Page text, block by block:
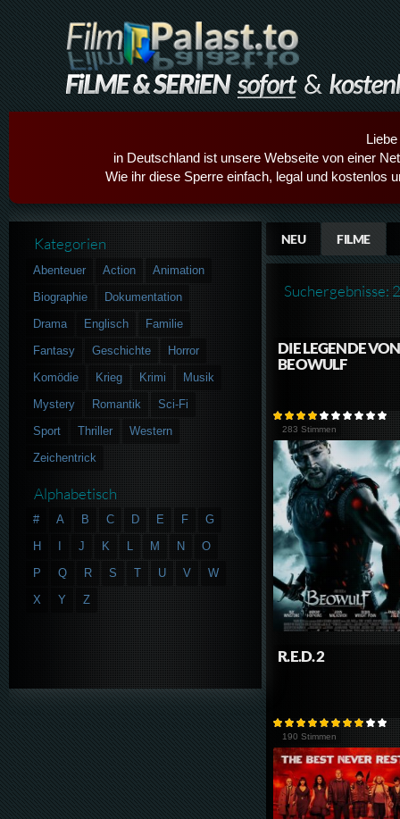
in Deutschland ist unsere Webseite von einer
Wie ihr diese Sperre einfach, legal und kostenlos
NEU FILME
Suchergebnisse:
DIE LEGENDE VON
BEOWULF
283 Stimmen
R.E.D. 2
190 Stimmen
Kategorien
Abenteuer Action
Animation
Biographie
Dokumentation
Drama
Englisch
Familie
Fantasy
Geschichte
Horror
Komödie
Krieg Krimi
Musik
Mystery
Romantik
Sci-Fi
Sport
Thriller
Western
Zeichentrick
Alphabetisch
# A B C D E F
G
H
J K L M N
O
P
Q R S T U V
W
X
Y Z